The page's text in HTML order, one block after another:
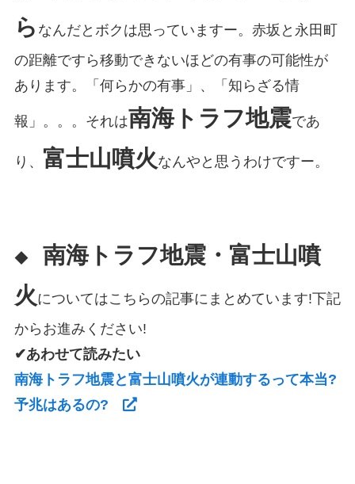
ら なんだとボクは思っていますー。赤坂と永田町
の距離ですら移動できないほどの有事の可能性が
あります。「何らかの有事」、「知らざる情
報」。。。それは南海トラフ地震であ
り、 富士山噴火 なんやと思うわけですー。
◆ 南海トラフ地震・富士山噴
火 についてはこちらの記事にまとめています!下記
からお進みください!
✔あわせて読みたい
南海トラフ地震と富士山噴火が連動するって本当?
予兆はあるの?